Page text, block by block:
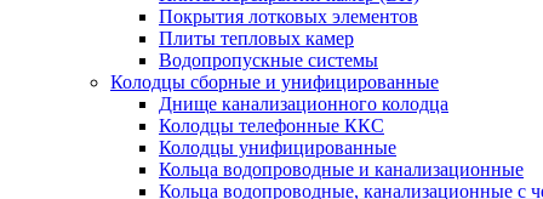
Покрытия лотковых элементов
Плиты тепловых камер
Водопропускные системы
Колодцы сборные и унифицированные
Днище канализационного колодца
Колодцы телефонные ККС
Колодцы унифицированные
Кольца водопроводные и канализационные
Кольца водопроводные, канализационные с